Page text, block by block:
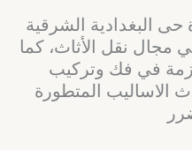
البغدادية الشرقية
مجال نقل الأثاث، كما
في فك وتركيب
الاساليب المتطورة